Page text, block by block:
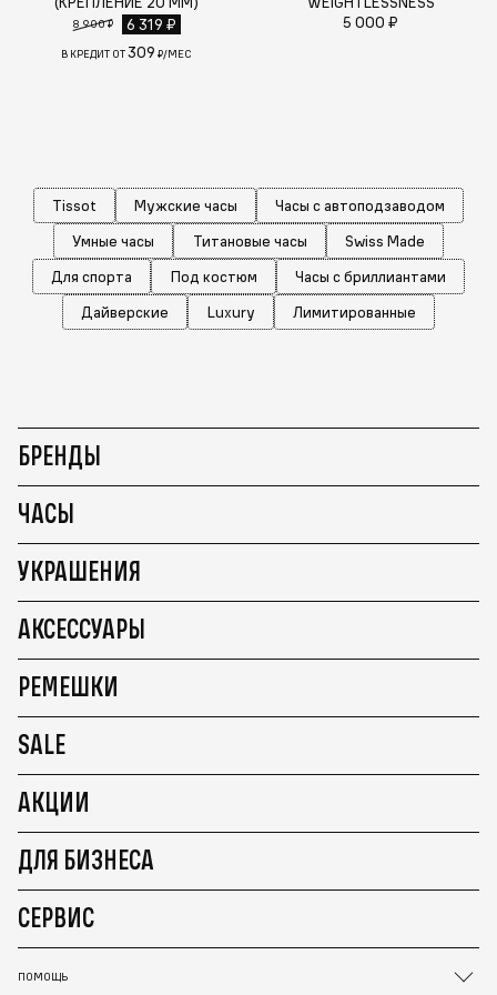
8 900 ₽ 6 319 ₽
В КРЕДИТ ОТ309 ₽/МЕС
5 000 ₽
Tissot Мужские часы
Часы с автоподзаводом
Умные часы
Титановые часы
Swiss Made
Для спорта
Под костюм
Часы с бриллиантами
Дайверские
Luxury Лимитированные
БРЕНДЫ
ЧАСЫ
УКРАШЕНИЯ
АКСЕССУАРЫ
РЕМЕШКИ
SALE
АКЦИИ
ДЛЯ БИЗНЕСА
СЕРВИС
ПОМОЩЬ